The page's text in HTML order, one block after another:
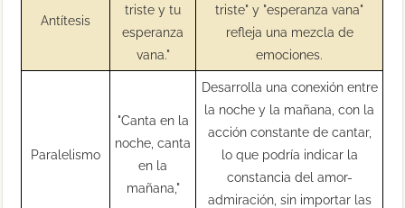
Antítesis
triste y tu
esperanza
vana."
triste" y "esperanza vana"
refleja una mezcla de
emociones.
Paralelismo
"Canta en la
noche, canta
en la
mañana,"
Desarrolla una conexión entre
la noche y la mañana, con la
acción constante de cantar,
lo que podría indicar la
constancia del amor-
admiración, sin importar las